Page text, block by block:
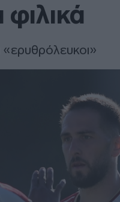
φιλικά
«ερυθρόλευκοι»